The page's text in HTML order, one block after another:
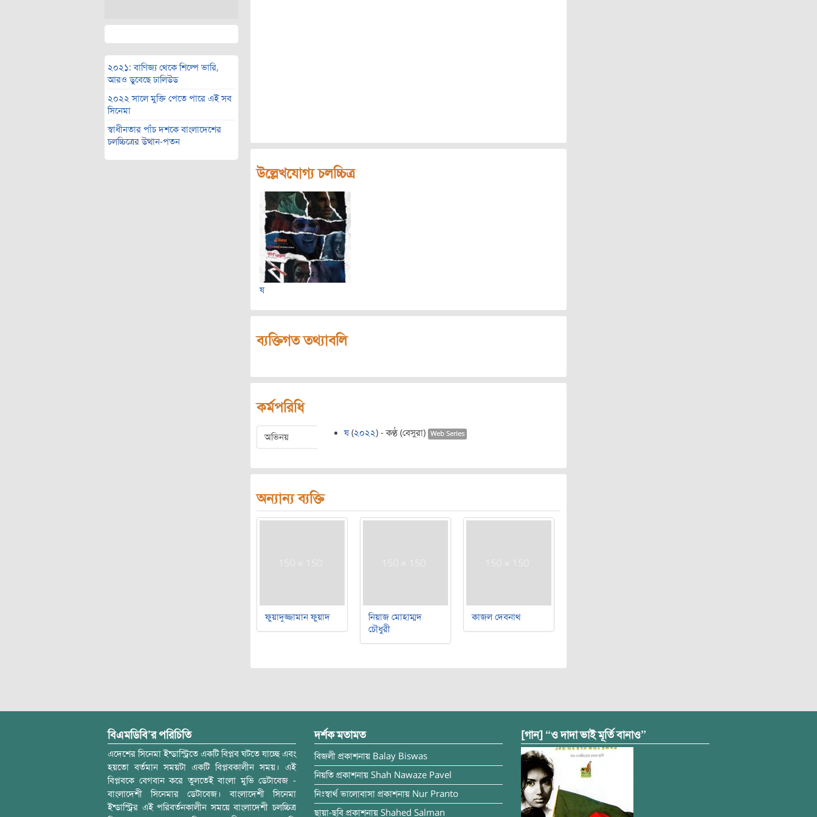
২০২১: বাণিজ্য থেকে শিল্পে ভারি,
আরও ডুবেছে ঢালিউড
২০২২ সালে মুক্তি পেতে পারে এই সব
সিনেমা
স্বাধীনতার পাঁচ দশকে বাংলাদেশের
চলচ্চিত্রের উত্থান-পতন
উল্লেখযোগ্য চলচ্চিত্র
ষ
ব্যক্তিগত তথ্যাবলি
কর্মপরিধি
অভিনয় ষ(২০২২) - কণ্ঠ (বেসুরা) Web Series
অন্যান্য ব্যক্তি
ফুয়াদুজ্জামান ফুয়াদ
নিয়াজ মোহাম্মদ
চৌধুরী
কাজল দেবনাথ
বিএমডিবি’র পরিচিতি
এদেশের সিনেমা ইন্ডাস্ট্রিতে একটি বিপ্লব ঘটতে যাচ্ছে এবং
হয়তো বর্তমান সময়টা একটি বিপ্লবকালীন সময়। এই
বিপ্লবকে বেগবান করে তুলতেই বাংলা মুভি ডেটাবেজ -
বাংলাদেশী সিনেমার ডেটাবেজ। বাংলাদেশী সিনেমা
ইন্ডাস্ট্রির এই পরিবর্তনকালীন সময়ে বাংলাদেশী চলচ্চিত্র
দর্শক মতামত
বিজলী প্রকাশনায় Balay Biswas
নিয়তি প্রকাশনায় Shah Nawaze Pavel
নিঃস্বার্থ ভালোবাসা প্রকাশনায় Nur Pranto
ছায়া-ছবি প্রকাশনায় Shahed Salman
[গান] “ও দাদা ভাই মূর্তি বানাও”